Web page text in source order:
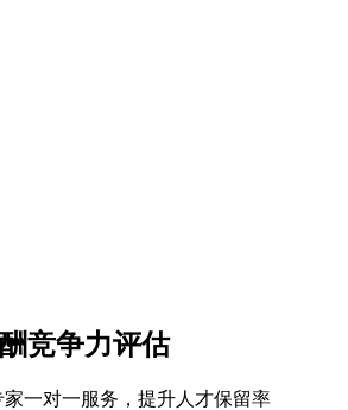
竞争力评估
一对一服务，提升人才保留率